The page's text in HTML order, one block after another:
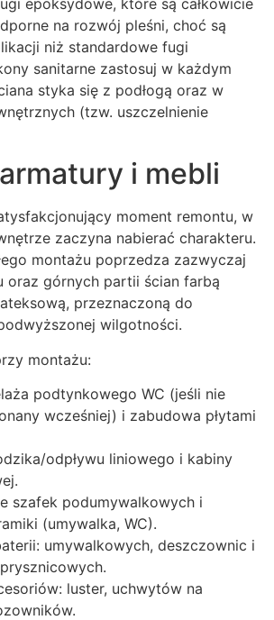
na rozwój pleśni, choć są
niż standardowe fugi
sanitarne zastosuj w każdym
styka się z podłogą oraz w
(tzw. uszczelnienie
i mebli
moment remontu, w
zaczyna nabierać charakteru.
montażu poprzedza zazwyczaj
oraz górnych partii ścian farbą
przeznaczoną do
wilgotności.
montażu:
podtynkowego WC (jeśli nie
wcześniej) i zabudowa płytami
odpływu liniowego i kabiny
szafek podumywalkowych i
(umywalka, WC).
umywalkowych, deszczownic i
luster, uchwytów na